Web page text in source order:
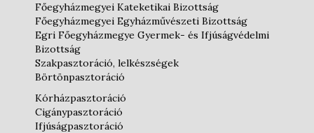
Főegyházmegyei Kateketikai Bizottság
Főegyházmegyei Egyházművészeti Bizottság
Egri Főegyházmegye Gyermek- és Ifjúságvédelmi
Bizottság
Szakpasztoráció, lelkészségek
Börtönpasztoráció
Kórházpasztoráció
Cigánypasztoráció
Ifjúságpasztoráció